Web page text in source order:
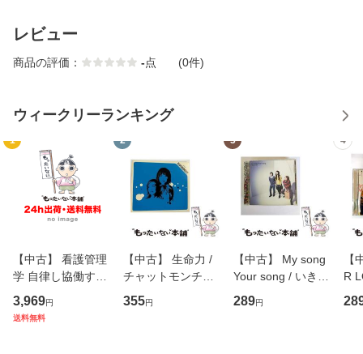
レビュー
商品の評価： -点 (0件)
ウィークリーランキング
1
【中古】 看護管理
学 自律し協働する
専門職の看護マネ
ジメントスキル 改
3,969円
送料無料
2
【中古】 生命力 /
チャットモンチー /
キューンレコード
[CD]【メール便送
355円
3
【中古】 My song
Your song / いきも
のがかり / [CD]
【メール便送料無
289円
4
【
R
産